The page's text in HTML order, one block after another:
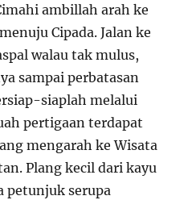
ambillah arah ke
Cipada. Jalan ke
walau tak mulus,
sampai perbatasan
siaplah melalui
pertigaan terdapat
mengarah ke Wisata
Plang kecil dari kayu
petunjuk serupa